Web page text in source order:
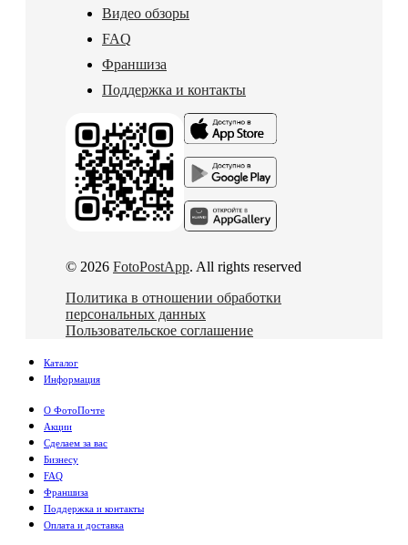
Видео обзоры
FAQ
Франшиза
Поддержка и контакты
© 2026 FotoPostApp. All rights reserved
Политика в отношении обработки
персональных данных
Пользовательское соглашение
Каталог
Информация
О ФотоПочте
Акции
Сделаем за вас
Бизнесу
FAQ
Франшиза
Поддержка и контакты
Оплата и доставка